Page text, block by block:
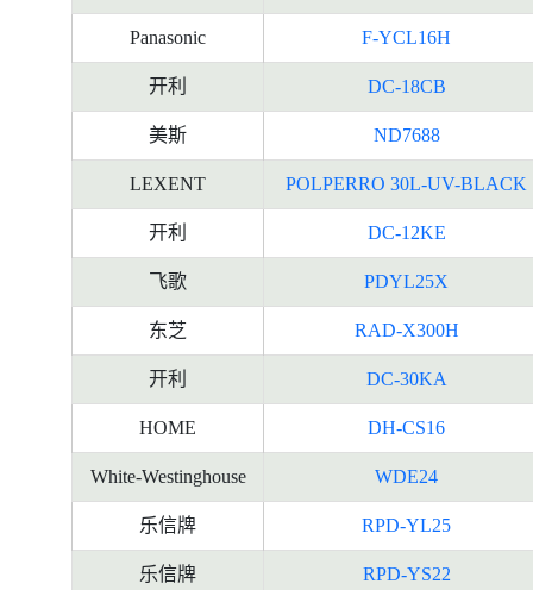
Panasonic F-YCL16H
开利 DC-18CB
美斯 ND7688
LEXENT POLPERRO 30L-UV-BLACK
开利 DC-12KE
飞歌 PDYL25X
东芝 RAD-X300H
开利 DC-30KA
HOME DH-CS16
White-Westinghouse WDE24
乐信牌 RPD-YL25
乐信牌 RPD-YS22